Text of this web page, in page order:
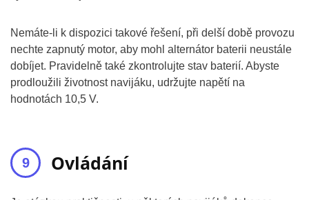
Nemáte-li k dispozici takové řešení, při delší době provozu
nechte zapnutý motor, aby mohl alternátor baterii neustále
dobíjet. Pravidelně také zkontrolujte stav baterií. Abyste
prodloužili životnost navijáku, udržujte napětí na
hodnotách 10,5 V.
Ovládání